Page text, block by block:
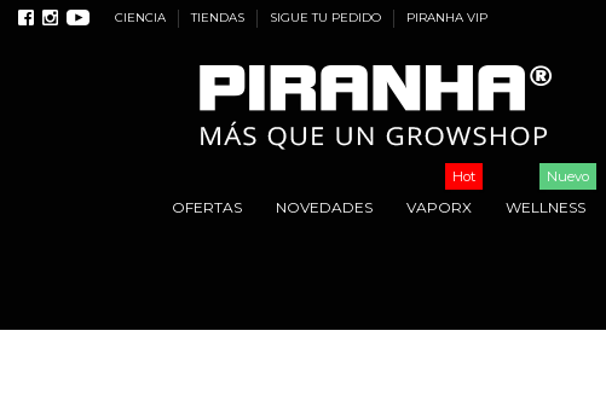
CIENCIA TIENDAS SIGUE TU PEDIDO PIRANHA VIP
OFERTAS NOVEDADES VAPORX
Hot
WELLNESS
Nuevo